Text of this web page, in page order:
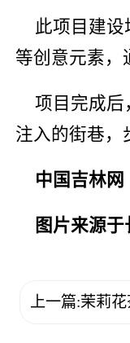
此项目建
等创意元素，
项目完成后
注入的街巷，
中国吉林网
图片来源
上一篇:茉莉